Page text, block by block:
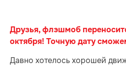
Друзья, флэшмоб
октября! Точную дату
Давно хотелось хорошей